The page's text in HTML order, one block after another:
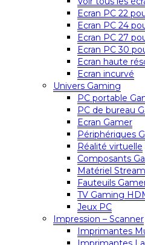
Ecran PC 22
Ecran PC 24
Ecran PC 27
Ecran PC 30
Ecran haute
Ecran incurvé
Univers Gaming
PC portable
PC de bureau
Ecran Gamer
Périphériques
Réalité virtuelle
Composants
Matériel
Fauteuils
TV Gaming
Jeux PC
Impression – Scanner
Imprimantes